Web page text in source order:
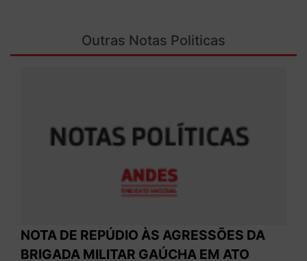
Outras Notas Politicas
NOTA DE REPÚDIO ÀS AGRESSÕES DA
BRIGADA MILITAR GAÚCHA EM ATO